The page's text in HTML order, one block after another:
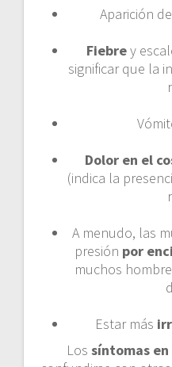
Aparición de
Fiebrey
significar que la
Dolor en el
(indica la
A menudo, las
presión por
muchos
Estar más
Los síntomas